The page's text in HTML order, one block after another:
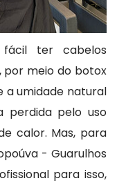
ter cabelos
por meio do botox
a umidade natural
perdida pelo uso
calor. Mas, para
- Guarulhos
para isso,